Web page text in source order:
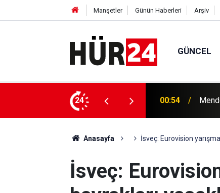
Manşetler Günün Haberleri Arşiv
GÜNCEL
24 00:42
Anasayfa İsveç: Eurovision
İsveç: